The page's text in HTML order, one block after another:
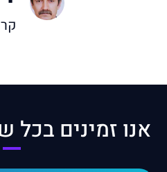
אנו זמינים